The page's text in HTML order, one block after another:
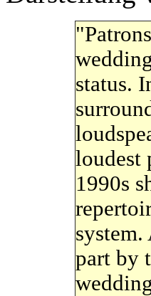
"
status.
loudest
1990s
part by